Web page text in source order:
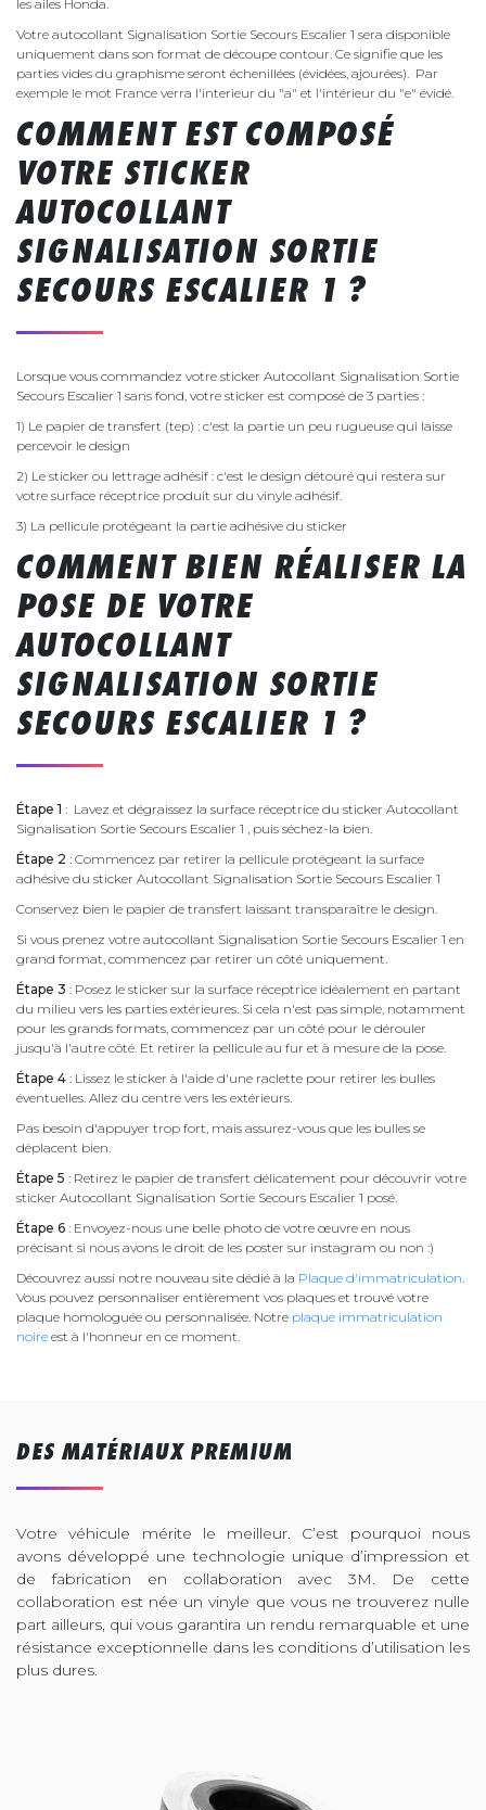
les ailes Honda.
Votre autocollant Signalisation Sortie Secours Escalier 1 sera disponible
uniquement dans son format de découpe contour. Ce signifie que les
parties vides du graphisme seront échenillées (évidées, ajourées). Par
exemple le mot France verra l'interieur du "a" et l'intérieur du "e" évidé.
COMMENT EST COMPOSÉ
VOTRE STICKER
AUTOCOLLANT
SIGNALISATION SORTIE
SECOURS ESCALIER 1 ?
Lorsque vous commandez votre sticker Autocollant Signalisation Sortie
Secours Escalier 1 sans fond, votre sticker est composé de 3 parties :
1) Le papier de transfert (tep) : c'est la partie un peu rugueuse qui laisse
percevoir le design
2) Le sticker ou lettrage adhésif : c'est le design détouré qui restera sur
votre surface réceptrice produit sur du vinyle adhésif.
3) La pellicule protégeant la partie adhésive du sticker
COMMENT BIEN RÉALISER LA
POSE DE VOTRE
AUTOCOLLANT
SIGNALISATION SORTIE
SECOURS ESCALIER 1 ?
Étape 1 : Lavez et dégraissez la surface réceptrice du sticker Autocollant
Signalisation Sortie Secours Escalier 1 , puis séchez-la bien.
Étape 2 : Commencez par retirer la pellicule protégeant la surface
adhésive du sticker Autocollant Signalisation Sortie Secours Escalier 1
Conservez bien le papier de transfert laissant transparaître le design.
Si vous prenez votre autocollant Signalisation Sortie Secours Escalier 1 en
grand format, commencez par retirer un côté uniquement.
Étape 3 : Posez le sticker sur la surface réceptrice idéalement en partant
du milieu vers les parties extérieures. Si cela n'est pas simple, notamment
pour les grands formats, commencez par un côté pour le dérouler
jusqu'à l'autre côté. Et retirer la pellicule au fur et à mesure de la pose.
Étape 4 : Lissez le sticker à l'aide d'une raclette pour retirer les bulles
éventuelles. Allez du centre vers les extérieurs.
Pas besoin d'appuyer trop fort, mais assurez-vous que les bulles se
déplacent bien.
Étape 5 : Retirez le papier de transfert délicatement pour découvrir votre
sticker Autocollant Signalisation Sortie Secours Escalier 1 posé.
Étape 6 : Envoyez-nous une belle photo de votre œuvre en nous
précisant si nous avons le droit de les poster sur instagram ou non :)
Découvrez aussi notre nouveau site dédié à la Plaque d'immatriculation.
Vous pouvez personnaliser entièrement vos plaques et trouvé votre
plaque homologuée ou personnalisée. Notre plaque immatriculation
noire est à l'honneur en ce moment.
DES MATÉRIAUX PREMIUM
Votre véhicule mérite le meilleur. C’est pourquoi nous
avons développé une technologie unique d’impression et
de fabrication en collaboration avec 3M. De cette
collaboration est née un vinyle que vous ne trouverez nulle
part ailleurs, qui vous garantira un rendu remarquable et une
résistance exceptionnelle dans les conditions d’utilisation les
plus dures.